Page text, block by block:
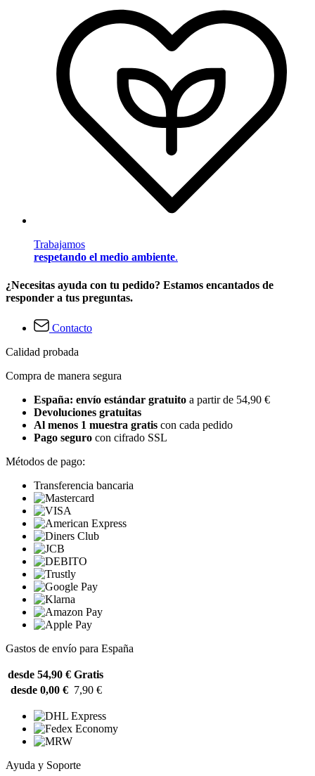
Trabajamos
respetando el medio ambiente.
¿Necesitas ayuda con tu pedido? Estamos encantados de
responder a tus preguntas.
Contacto
Calidad probada
Compra de manera segura
España: envío estándar gratuito a partir de 54,90 €
Devoluciones gratuitas
Al menos 1 muestra gratis con cada pedido
Pago seguro con cifrado SSL
Métodos de pago:
Transferencia bancaria
Gastos de envío para España
desde 54,90 € Gratis
desde 0,00 € 7,90 €
Ayuda y Soporte